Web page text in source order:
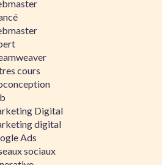
cours
Digital
digital
Ads
sociaux